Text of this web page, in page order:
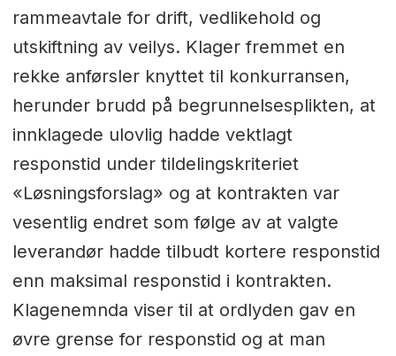
rammeavtale for drift, vedlikehold og
utskiftning av veilys. Klager fremmet en
rekke anførsler knyttet til konkurransen,
herunder brudd på begrunnelsesplikten, at
innklagede ulovlig hadde vektlagt
responstid under tildelingskriteriet
«Løsningsforslag» og at kontrakten var
vesentlig endret som følge av at valgte
leverandør hadde tilbudt kortere responstid
enn maksimal responstid i kontrakten.
Klagenemnda viser til at ordlyden gav en
øvre grense for responstid og at man